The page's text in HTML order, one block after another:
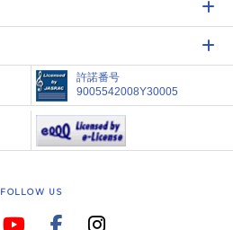
許諾番号
9005542008Y30005
FOLLOW US